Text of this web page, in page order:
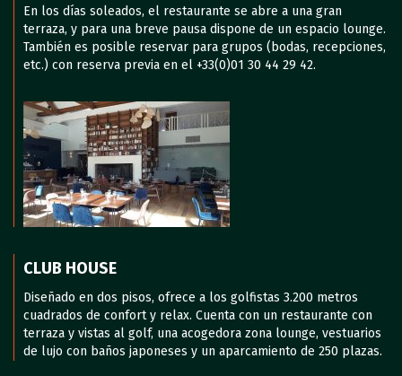
En los días soleados, el restaurante se abre a una gran
terraza, y para una breve pausa dispone de un espacio lounge.
También es posible reservar para grupos (bodas, recepciones,
etc.) con reserva previa en el +33(0)01 30 44 29 42.
CLUB HOUSE
Diseñado en dos pisos, ofrece a los golfistas 3.200 metros
cuadrados de confort y relax. Cuenta con un restaurante con
terraza y vistas al golf, una acogedora zona lounge, vestuarios
de lujo con baños japoneses y un aparcamiento de 250 plazas.